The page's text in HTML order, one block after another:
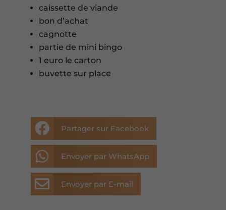
caissette de viande
bon d’achat
cagnotte
partie de mini bingo
1 euro le carton
buvette sur place
 Partager sur Facebook
 Envoyer par WhatsApp
 Envoyer par E-mail